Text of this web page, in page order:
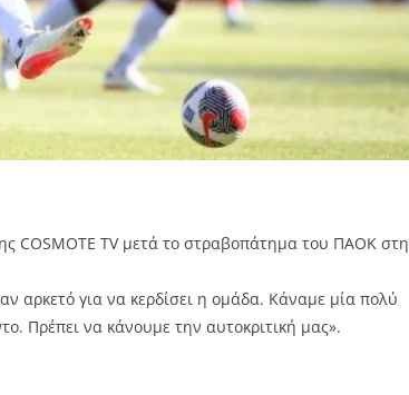
COSMOTE TV μετά το στραβοπάτημα του ΠΑΟΚ στη
αρκετό για να κερδίσει η ομάδα. Κάναμε μία πολύ
Πρέπει να κάνουμε την αυτοκριτική μας».